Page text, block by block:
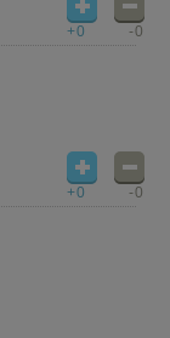
+0 -0
+0 -0